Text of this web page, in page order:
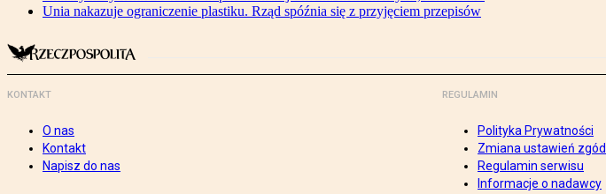
Unia nakazuje ograniczenie plastiku. Rząd spóźnia się z przyjęciem przepisów
KONTAKT
O nas
Kontakt
Napisz do nas
REGULAMIN
Polityka Prywatności
Zmiana ustawień zgód
Regulamin serwisu
Informacje o nadawcy